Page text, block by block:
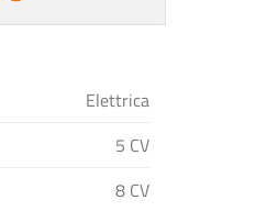
Elettrica
5 CV
8 CV